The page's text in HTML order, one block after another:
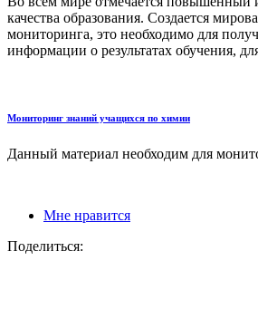
качества образования. Создается
мониторинга, это необходимо для
информации о результатах обучения,
Мониторинг знаний учащихся по химии
Данный материал необходим для
Мне нравится
Поделиться: